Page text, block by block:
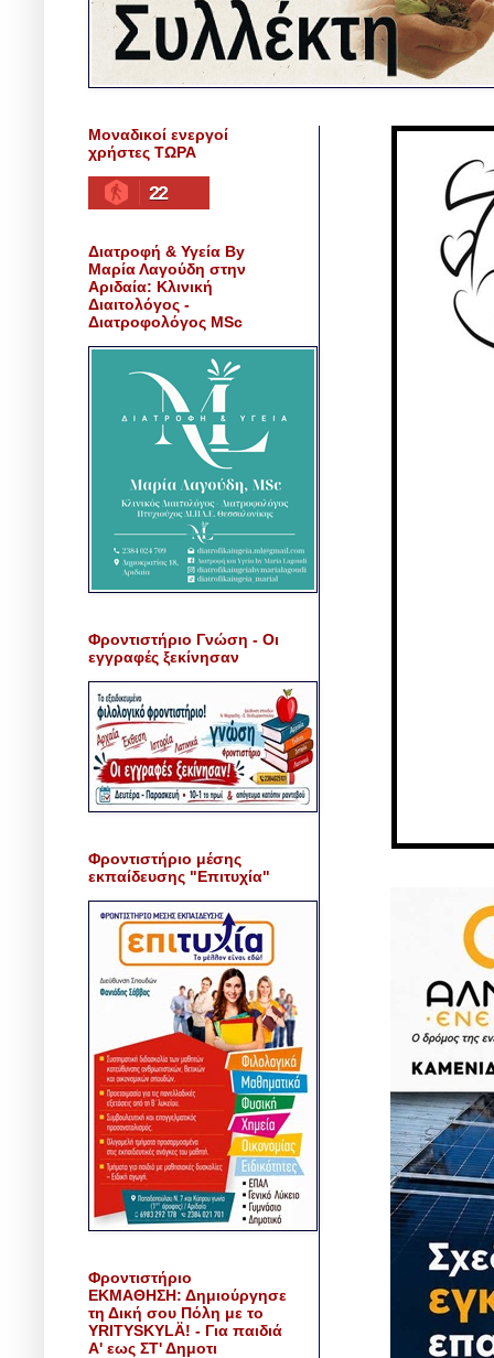
Μοναδικοί ενεργοί
χρήστες ΤΩΡΑ
22
Διατροφή & Υγεία By
Μαρία Λαγούδη στην
Αριδαία: Κλινική
Διαιτολόγος -
Διατροφολόγος MSc
Φροντιστήριο Γνώση - Οι
εγγραφές ξεκίνησαν
Φροντιστήριο μέσης
εκπαίδευσης "Επιτυχία"
Φροντιστήριο
ΕΚΜΑΘΗΣΗ: Δημιούργησε
τη Δική σου Πόλη με το
YRITYSKYLÄ! - Για παιδιά
Α' εως ΣΤ' Δημοτι